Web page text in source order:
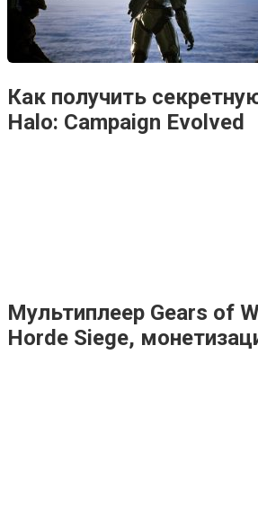
Как получить
Halo: Campaign Evolved
Мультиплеер Gears of
Horde Siege,